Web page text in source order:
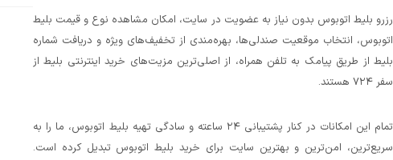
رزرو بلیط اتوبوس بدون نیاز به عضویت در سایت، امکان مشاهده نوع و قیمت بلیط
اتوبوس، انتخاب موقعیت صندلی‌ها، بهره‌مندی از تخفیف‌های ویژه و دریافت شماره‌
بلیط از طریق پیامک به تلفن همراه، از اصلی‌ترین مزیت‌های خرید اینترنتی بلیط از
سفر ۷۲۴ هستند.
تمام این امکانات در کنار پشتیبانی‌ ۲۴ ساعته و سادگی تهیه بلیط اتوبوس، ما را به
سریع‌ترین، امن‌ترین و بهترین سایت برای خرید بلیط اتوبوس تبدیل کرده است.